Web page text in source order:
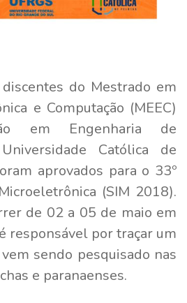
do Mestrado em
e Computação (MEEC)
em Engenharia de
Católica de
aprovados para o 33º
(SIM 2018).
de 02 a 05 de maio em
responsável por traçar um
sendo pesquisado nas
e paranaenses.